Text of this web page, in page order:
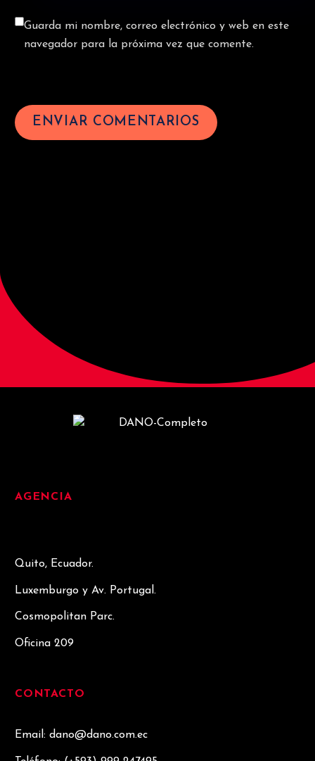
Guarda mi nombre, correo electrónico y web en este
navegador para la próxima vez que comente.
ENVIAR COMENTARIOS
AGENCIA
Quito, Ecuador.
Luxemburgo y Av. Portugal.
Cosmopolitan Parc.
Oficina 209
CONTACTO
Email: dano@dano.com.ec